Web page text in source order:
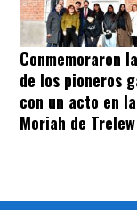
Conmemoraron
de los pioneros
con un acto en
Moriah de Trelew